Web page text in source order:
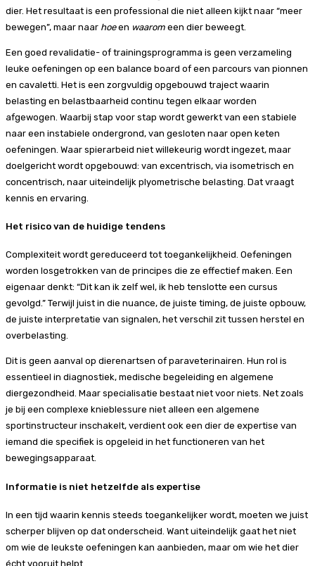
dier. Het resultaat is een professional die niet alleen kijkt naar “meer
bewegen”, maar naar hoeen waarom een dier beweegt.
Een goed revalidatie- of trainingsprogramma is geen verzameling
leuke oefeningen op een balance board of een parcours van pionnen
en cavaletti. Het is een zorgvuldig opgebouwd traject waarin
belasting en belastbaarheid continu tegen elkaar worden
afgewogen. Waarbij stap voor stap wordt gewerkt van een stabiele
naar een instabiele ondergrond, van gesloten naar open keten
oefeningen. Waar spierarbeid niet willekeurig wordt ingezet, maar
doelgericht wordt opgebouwd: van excentrisch, via isometrisch en
concentrisch, naar uiteindelijk plyometrische belasting. Dat vraagt
kennis en ervaring.
Het risico van de huidige tendens
Complexiteit wordt gereduceerd tot toegankelijkheid. Oefeningen
worden losgetrokken van de principes die ze effectief maken. Een
eigenaar denkt: “Dit kan ik zelf wel, ik heb tenslotte een cursus
gevolgd.” Terwijl juist in die nuance, de juiste timing, de juiste opbouw,
de juiste interpretatie van signalen, het verschil zit tussen herstel en
overbelasting.
Dit is geen aanval op dierenartsen of paraveterinairen. Hun rol is
essentieel in diagnostiek, medische begeleiding en algemene
diergezondheid. Maar specialisatie bestaat niet voor niets. Net zoals
je bij een complexe knieblessure niet alleen een algemene
sportinstructeur inschakelt, verdient ook een dier de expertise van
iemand die specifiek is opgeleid in het functioneren van het
bewegingsapparaat.
Informatie is niet hetzelfde als expertise
In een tijd waarin kennis steeds toegankelijker wordt, moeten we juist
scherper blijven op dat onderscheid. Want uiteindelijk gaat het niet
om wie de leukste oefeningen kan aanbieden, maar om wie het dier
écht vooruit helpt.